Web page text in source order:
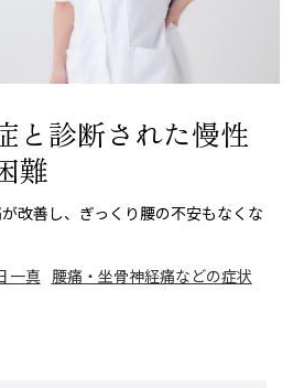
と診断された慢性
難
改善し、ぎっくり腰の不安もなくな
一真 腰痛・坐骨神経痛などの症状